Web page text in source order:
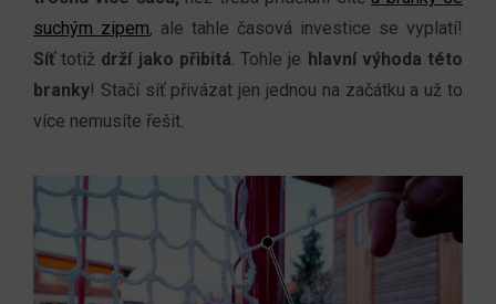
suchým zipem, ale tahle časová investice se vyplatí!
Síťtotiž drží jako přibitá . Tohle je hlavní výhoda této
branky! Stačí síť přivázat jen jednou na začátku a už to
více nemusíte řešit.